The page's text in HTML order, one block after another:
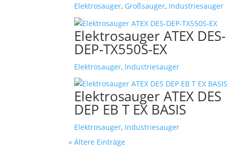
Elektrosauger, Großsauger, Industriesauger
Elektrosauger ATEX DES-
DEP-TX550S-EX
Elektrosauger, Industriesauger
Elektrosauger ATEX DES
DEP EB T EX BASIS
Elektrosauger, Industriesauger
« Ältere Einträge